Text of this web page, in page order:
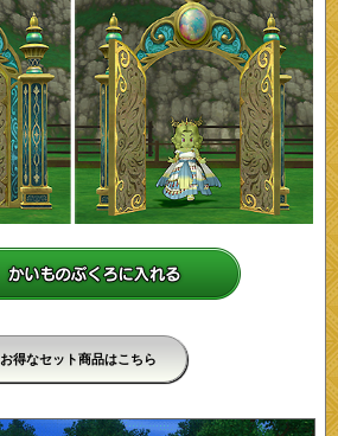
お得なセット商品はこちら